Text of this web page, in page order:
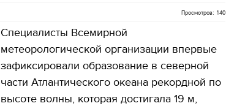
Просмотров: 140
Специалисты Всемирной
метеорологической организации впервые
зафиксировали образование в северной
части Атлантического океана рекордной по
высоте волны, которая достигала 19 м,